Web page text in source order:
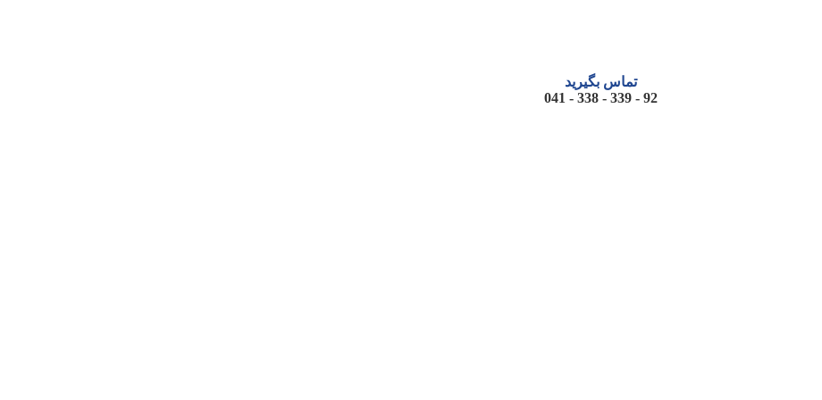
تماس بگیرید
92 - 339 - 338 - 041